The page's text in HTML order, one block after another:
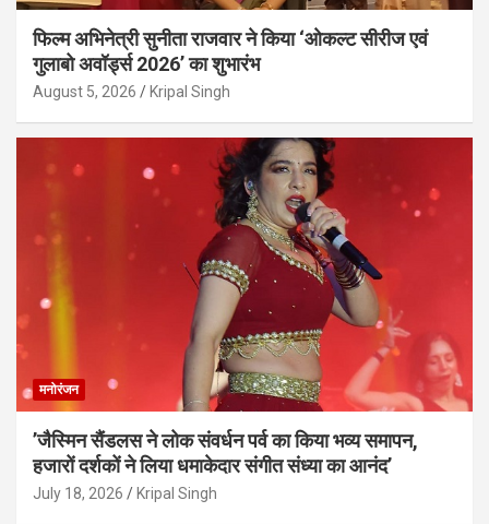
फिल्म अभिनेत्री सुनीता राजवार ने किया ‘ओकल्ट सीरीज एवं
गुलाबो अवॉर्ड्स 2026’ का शुभारंभ
August 5, 2026 Kripal Singh
मनोरंजन
’जैस्मिन सैंडलस ने लोक संवर्धन पर्व का किया भव्य समापन,
हजारों दर्शकों ने लिया धमाकेदार संगीत संध्या का आनंद’
July 18, 2026 Kripal Singh